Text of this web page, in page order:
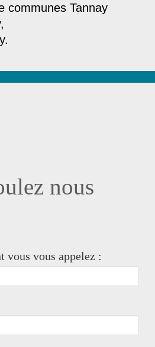
communes Tannay
nous
vous vous appelez :